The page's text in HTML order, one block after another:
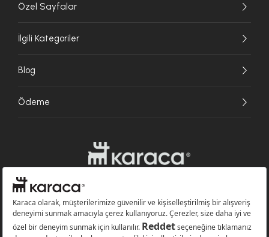
Özel Sayfalar
İlgili Kategoriler
Blog
Ödeme